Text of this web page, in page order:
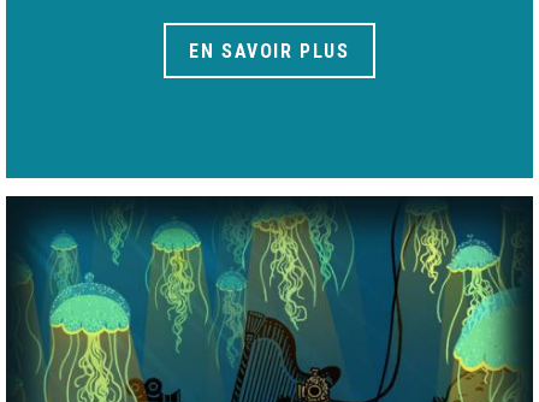
EN SAVOIR PLUS